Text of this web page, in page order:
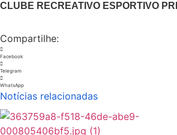
CLUBE RECREATIVO ESPORTIVO
Compartilhe:
Facebook
Telegram
WhatsApp
Notícias relacionadas